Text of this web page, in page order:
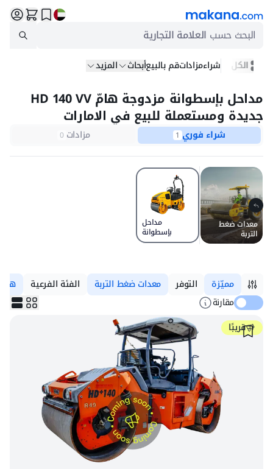
البحث حسب العلامة التجارية
الكل شراءمزاداتقم بالبيعأبحاث المزيد
مداحل بإسطوانة مزدوجة هامّ HD 140 VV
جديدة ومستعملة للبيع في الامارات
شراء فوري 1 مزادات 0
معدات ضغط
التربة
مداحل
بإسطوانة
مزدوجة
مميّزة التوفر معدات ضغط التربة الفئة الفرعية
هامّ
مقارنة
قريبًا